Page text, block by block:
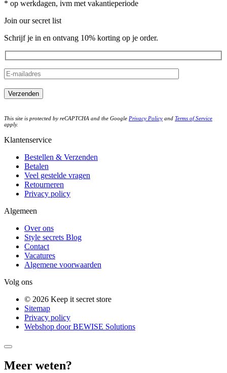
* op werkdagen, ivm met vakantieperiode
Join our secret list
Schrijf je in en ontvang 10% korting op je order.
This site is protected by reCAPTCHA and the Google Privacy Policy and Terms of Service
apply.
Klantenservice
Bestellen & Verzenden
Betalen
Veel gestelde vragen
Retourneren
Privacy policy
Algemeen
Over ons
Style secrets Blog
Contact
Vacatures
Algemene voorwaarden
Volg ons
© 2026 Keep it secret store
Sitemap
Privacy policy
Webshop door BEWISE Solutions
Meer weten?